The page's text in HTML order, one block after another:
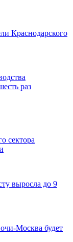
Краснодарского
раз
сектора
выросла до 9
Москва будет